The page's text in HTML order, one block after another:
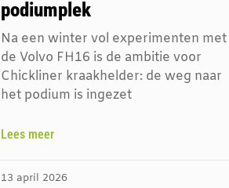
podiumplek
Na een winter vol experimenten met
de Volvo FH16 is de ambitie voor
Chickliner kraakhelder: de weg naar
het podium is ingezet
Lees meer
13 april 2026